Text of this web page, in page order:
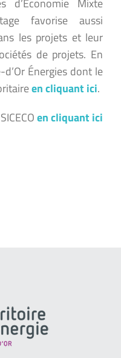
favorise aussi
les projets et leur
de projets. En
Énergies dont le
en cliquant ici.
en cliquant ici